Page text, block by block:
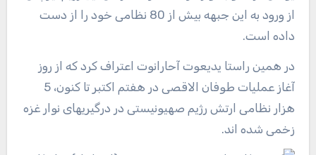
از ورود به این جبهه بیش از 80 نظامی خود را از دست
داده است.
در همین راستا یدیعوت آحارانوت اعتراف کرد که از روز
آغاز عملیات طوفان الاقصی در هفتم اکتبر تا کنون، 5
هزار نظامی ارتش رژیم صهیونیستی در درگیریهای نوار غزه
زخمی شده اند.